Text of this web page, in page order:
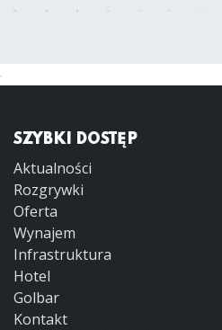
SZYBKI DOSTĘP
Aktualności
Rozgrywki
Oferta
Wynajem
Infrastruktura
Hotel
Golbar
Kontakt